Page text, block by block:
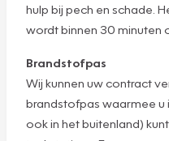
hulp bij pech en schade.
wordt binnen 30 minuten
Brandstofpas
Wij kunnen uw contract
brandstofpas waarmee u
ook in het buitenland)